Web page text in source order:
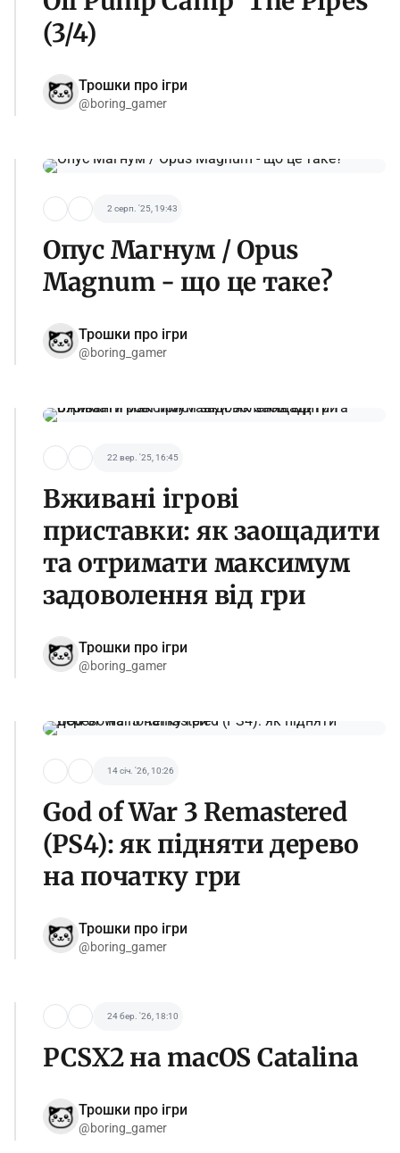
(3/4)
Трошки про ігри
@boring_gamer
2 серп. '25, 19:43
Опус Магнум / Opus
Magnum - що це таке?
Трошки про ігри
@boring_gamer
22 вер. '25, 16:45
Вживані ігрові
приставки: як заощадити
та отримати максимум
задоволення від гри
Трошки про ігри
@boring_gamer
14 січ. '26, 10:26
God of War 3 Remastered
(PS4): як підняти дерево
на початку гри
Трошки про ігри
@boring_gamer
24 бер. '26, 18:10
PCSX2 на macOS Catalina
Трошки про ігри
@boring_gamer